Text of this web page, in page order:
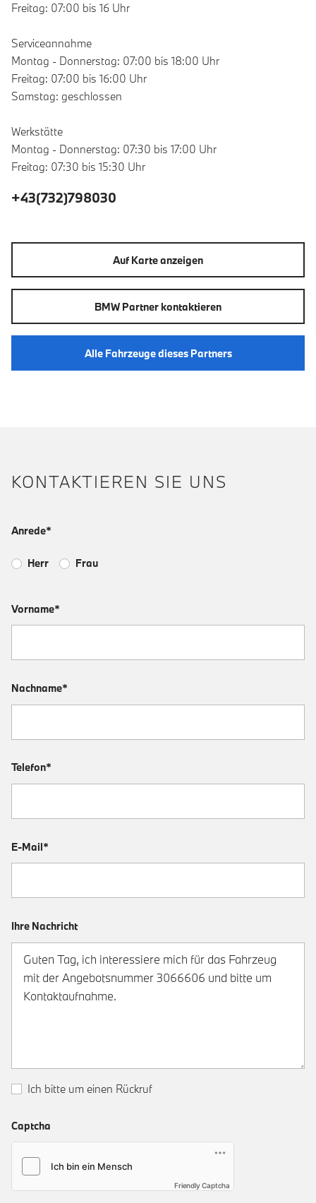
Freitag: 07:00 bis 16 Uhr
Serviceannahme
Montag - Donnerstag: 07:00 bis 18:00 Uhr
Freitag: 07:00 bis 16:00 Uhr
Samstag: geschlossen
Werkstätte
Montag - Donnerstag: 07:30 bis 17:00 Uhr
Freitag: 07:30 bis 15:30 Uhr
+43(732)798030
Auf Karte anzeigen
BMW Partner kontaktieren
Alle Fahrzeuge dieses Partners
KONTAKTIEREN SIE UNS
Anrede*
Herr Frau
Vorname*
Nachname*
Telefon*
E-Mail*
Ihre Nachricht
Ich bitte um einen Rückruf
Captcha
Friendly Captcha